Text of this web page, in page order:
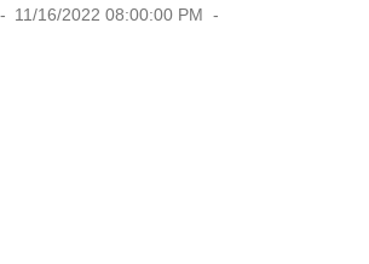
11/16/2022 08:00:00 PM